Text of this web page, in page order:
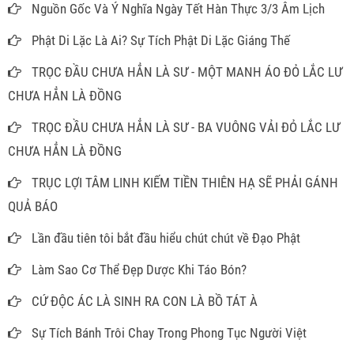
Nguồn Gốc Và Ý Nghĩa Ngày Tết Hàn Thực 3/3 Âm Lịch
Phật Di Lặc Là Ai? Sự Tích Phật Di Lặc Giáng Thế
TRỌC ĐẦU CHƯA HẲN LÀ SƯ - MỘT MANH ÁO ĐỎ LẮC LƯ
CHƯA HẲN LÀ ĐỒNG
TRỌC ĐẦU CHƯA HẲN LÀ SƯ - BA VUÔNG VẢI ĐỎ LẮC LƯ
CHƯA HẲN LÀ ĐỒNG
TRỤC LỢI TÂM LINH KIẾM TIỀN THIÊN HẠ SẼ PHẢI GÁNH
QUẢ BÁO
Lần đầu tiên tôi bắt đầu hiểu chút chút về Đạo Phật
Làm Sao Cơ Thể Đẹp Dược Khi Táo Bón?
CỨ ĐỘC ÁC LÀ SINH RA CON LÀ BỒ TÁT À
Sự Tích Bánh Trôi Chay Trong Phong Tục Người Việt